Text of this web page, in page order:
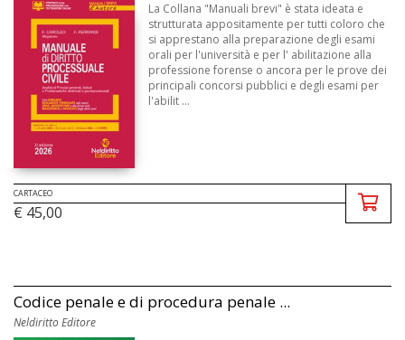
La Collana "Manuali brevi" è stata ideata e
strutturata appositamente per tutti coloro che
si apprestano alla preparazione degli esami
orali per l'università e per l' abilitazione alla
professione forense o ancora per le prove dei
principali concorsi pubblici e degli esami per
l'abilit ...
CARTACEO
€ 45,00
Codice penale e di procedura penale ...
Neldiritto Editore